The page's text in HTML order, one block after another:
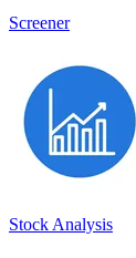
Screener
Stock Analysis